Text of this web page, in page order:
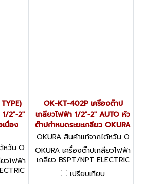
1/2"-2"
นื่อง
หวัน O
วไฟฟ้า
อะไหล่
OK-KT-402P เครื่องต๊าป
เกลียวไฟฟ้า 1/2"-2" AUTO หัว
ต๊าปกำหนดระยะเกลียว OKURA
OKURA สินค้าแท้จากไต้หวัน O
K-KT-402P
OKURA เครื่องต๊าปเกลียวไฟฟ้า
เกลียว BSPT/NPT ELECTRIC
THREADING MACHINE อะไหล่
พร้อม
เปรียบเทียบ